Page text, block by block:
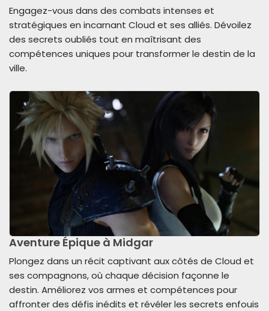
Engagez-vous dans des combats intenses et
stratégiques en incarnant Cloud et ses alliés. Dévoilez
des secrets oubliés tout en maîtrisant des
compétences uniques pour transformer le destin de la
ville.
Aventure Épique à Midgar
Plongez dans un récit captivant aux côtés de Cloud et
ses compagnons, où chaque décision façonne le
destin. Améliorez vos armes et compétences pour
affronter des défis inédits et révéler les secrets enfouis